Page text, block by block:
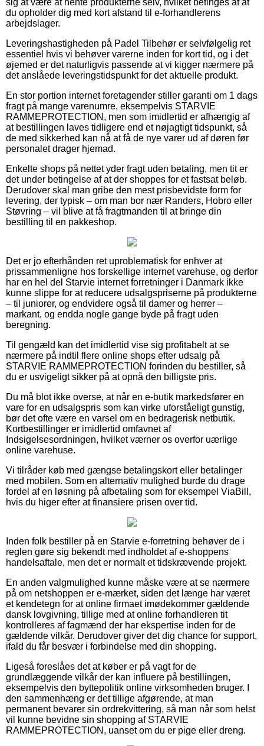
du opholder dig med kort afstand til e-forhandlerens
arbejdslager.
Leveringshastigheden på Padel Tilbehør er selvfølgelig ret
essentiel hvis vi behøver varerne inden for kort tid, og i det
øjemed er det naturligvis passende at vi kigger nærmere på
det anslåede leveringstidspunkt for det aktuelle produkt.
En stor portion internet foretagender stiller garanti om 1 dags
fragt på mange varenumre, eksempelvis STARVIE
RAMMEPROTECTION, men som imidlertid er afhængig af
at bestillingen laves tidligere end et nøjagtigt tidspunkt, så
de med sikkerhed kan nå at få de nye varer ud af døren før
personalet drager hjemad.
Enkelte shops på nettet yder fragt uden betaling, men tit er
det under betingelse af at der shoppes for et fastsat beløb.
Derudover skal man gribe den mest prisbevidste form for
levering, der typisk – om man bor nær Randers, Hobro eller
Støvring – vil blive at få fragtmanden til at bringe din
bestilling til en pakkeshop.
Det er jo efterhånden ret uproblematisk for enhver at
prissammenligne hos forskellige internet varehuse, og derfor
har en hel del Starvie internet forretninger i Danmark ikke
kunne slippe for at reducere udsalgspriserne på produkterne
– til juniorer, og endvidere også til damer og herrer –
markant, og endda nogle gange byde på fragt uden
beregning.
Til gengæld kan det imidlertid vise sig profitabelt at se
nærmere på indtil flere online shops efter udsalg på
STARVIE RAMMEPROTECTION forinden du bestiller, så
du er usvigeligt sikker på at opnå den billigste pris.
Du må blot ikke overse, at når en e-butik markedsfører en
vare for en udsalgspris som kan virke uforståeligt gunstig,
bør det ofte være en varsel om en bedragerisk netbutik.
Kortbestillinger er imidlertid omfavnet af
Indsigelsesordningen, hvilket værner os overfor uærlige
online varehuse.
Vi tilråder køb med gængse betalingskort eller betalinger
med mobilen. Som en alternativ mulighed burde du drage
fordel af en løsning på afbetaling som for eksempel ViaBill,
hvis du higer efter at finansiere prisen over tid.
Inden folk bestiller på en Starvie e-forretning behøver de i
reglen gøre sig bekendt med indholdet af e-shoppens
handelsaftale, men det er normalt et tidskrævende projekt.
En anden valgmulighed kunne måske være at se nærmere
på om netshoppen er e-mærket, siden det længe har været
et kendetegn for at online firmaet imødekommer gældende
dansk lovgivning, tillige med at online forhandleren tit
kontrolleres af fagmænd der har ekspertise inden for de
gældende vilkår. Derudover giver det dig chance for support,
ifald du får besvær i forbindelse med din shopping.
Ligeså foreslåes det at køber er på vagt for de
grundlæggende vilkår der kan influere på bestillingen,
eksempelvis den byttepolitik online virksomheden bruger. I
den sammenhæng er det tillige afgørende, at man
permanent bevarer sin ordrekvittering, så man når som helst
vil kunne bevidne sin shopping af STARVIE
RAMMEPROTECTION, uanset om du er pige eller dreng.